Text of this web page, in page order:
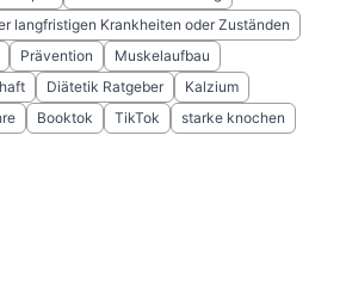
langfristigen Krankheiten oder Zuständen
Prävention
Muskelaufbau
Diätetik Ratgeber
Kalzium
Booktok TikTok
starke knochen